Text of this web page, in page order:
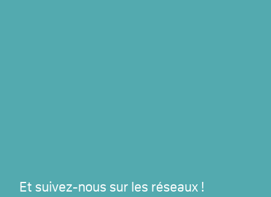
Et suivez-nous sur les réseaux !